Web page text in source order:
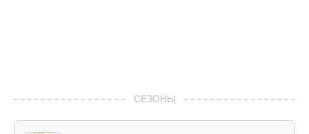
СЕЗОНЫ